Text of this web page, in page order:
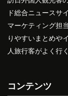
ド総合ニュースサ
マーケティング担
りやすいまとめや
人旅行客がよく行
コンテンツ